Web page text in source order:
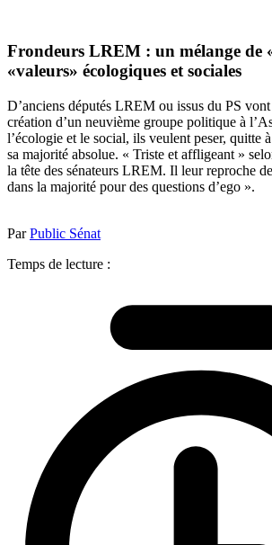
Frondeurs LREM : un mélange de
«valeurs» écologiques et sociales
D’anciens députés LREM ou issus du PS
création d’un neuvième groupe politique à
l’écologie et le social, ils veulent peser, quitte
sa majorité absolue. « Triste et affligeant »
la tête des sénateurs LREM. Il leur reproche
dans la majorité pour des questions d’ego ».
ParPublic Sénat
Temps de lecture :